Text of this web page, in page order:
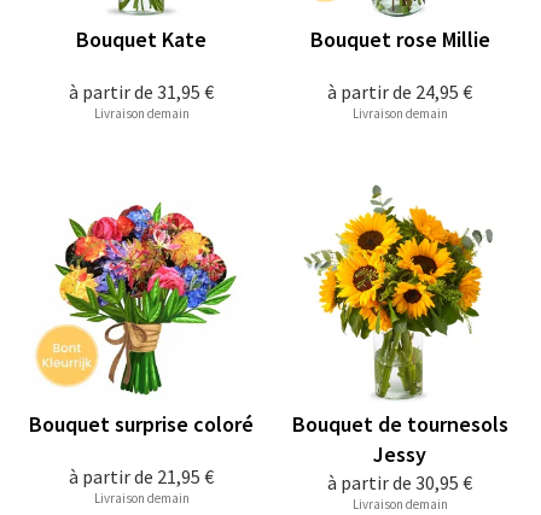
à partir de 31,95 €
Bouquet Kate
Livraison demain
à partir de 24,95 €
Bouquet rose Millie
Livraison demain
à partir de 21,95 €
Bouquet surprise coloré
Livraison demain
à partir de 30,95 €
Bouquet de tournesols
Jessy
Livraison demain